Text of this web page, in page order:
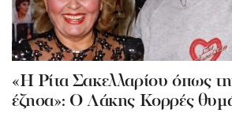
«Η Ρίτα Σακελλαρίου όπως
έζησα»: Ο Λάκης Κορρές